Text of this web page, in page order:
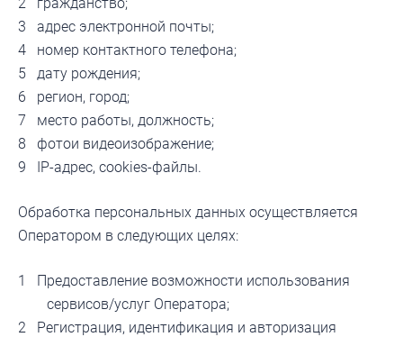
адрес электронной почты;
номер контактного телефона;
дату рождения;
регион, город;
место работы, должность;
фотои видеоизображение;
IP-адрес, cookies-файлы.
Обработка персональных данных осуществляется
Оператором в следующих целях:
Предоставление возможности использования
сервисов/услуг Оператора;
Регистрация, идентификация и авторизация